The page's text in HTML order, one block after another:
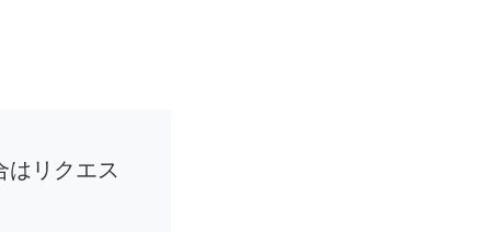
はリクエス